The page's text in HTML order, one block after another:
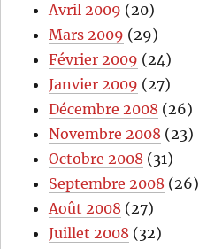
Avril 2009 (20)
Mars 2009 (29)
Février 2009 (24)
Janvier 2009 (27)
Décembre 2008 (26)
Novembre 2008 (23)
Octobre 2008 (31)
Septembre 2008 (26)
Août 2008 (27)
Juillet 2008 (32)